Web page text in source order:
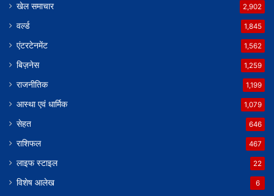
खेल समाचार 2,902
वर्ल्ड 1,845
एंटरटेनमेंट 1,562
बिज़नेस 1,259
राजनीतिक 1,199
आस्था एवं धार्मिक 1,079
सेहत 646
राशिफल 467
लाइफ स्टाइल 22
विशेष आलेख 6